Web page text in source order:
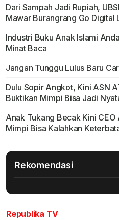
Dari Sampah Jadi Rupiah,
Mawar Burangrang Go Digital
Industri Buku Anak Islami
Minat Baca
Jangan Tunggu Lulus Baru
Dulu Sopir Angkot, Kini ASN
Buktikan Mimpi Bisa Jadi
Anak Tukang Becak Kini
Mimpi Bisa Kalahkan
Rekomendasi
Republika TV